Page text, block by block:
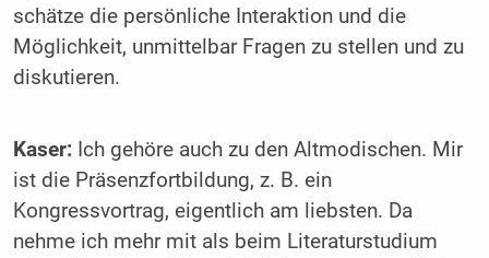
schätze die persönliche Interaktion und die
Möglichkeit, unmittel­bar Fragen zu stellen und zu
diskutieren.
Kaser:Ich gehöre auch zu den Altmodischen. Mir
ist die Präsenzfortbildung, z. B. ein
Kongressvortrag, eigentlich am liebsten. Da
nehme ich mehr mit als beim Literaturstudium